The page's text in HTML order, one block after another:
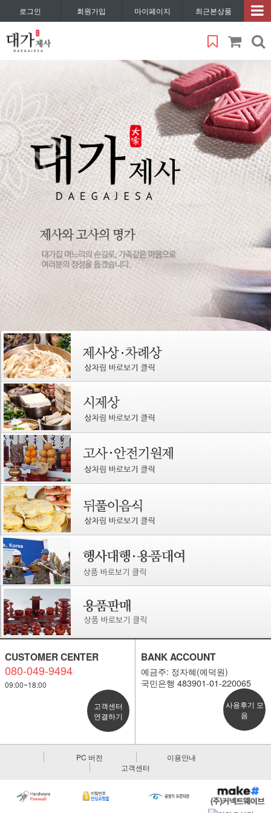
로그인 회원가입 마이페이지 최근본상품
CUSTOMER CENTER
080-049-9494
09:00~18:00
고객센터
연결하기
BANK ACCOUNT
예금주: 정자혜(예덕원)
국민은행 483901-01-220065
사용후기 모
음
PC 버전
이용안내
고객센터